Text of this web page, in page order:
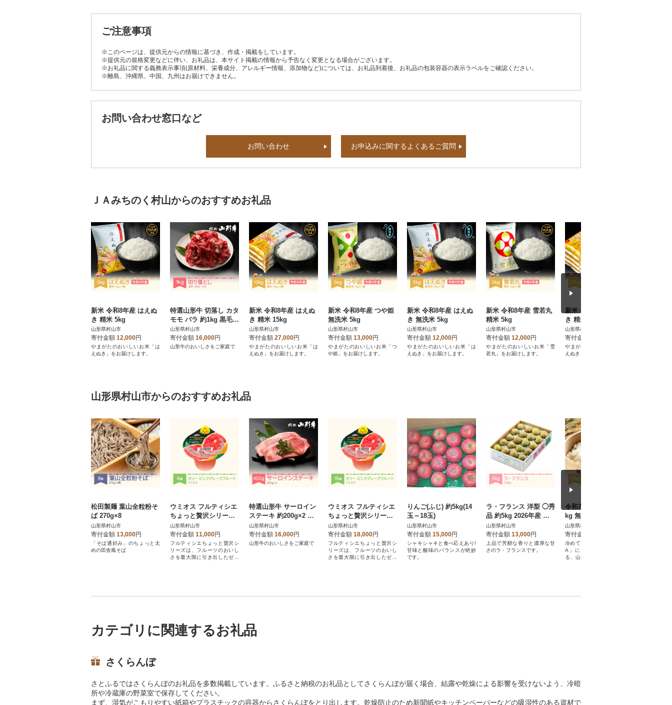
ご注意事項
※このページは、提供元からの情報に基づき、作成・掲載をしています。
※提供元の規格変更などに伴い、お礼品は、本サイト掲載の情報から予告なく変更となる場合がございます。
※お礼品に関する義務表示事項(原材料、栄養成分、アレルギー情報、添加物など)については、お礼品到着後、お礼品の包装容器の表示ラベルをご確認ください。
※離島、沖縄県、中国、九州はお届けできません。
お問い合わせ窓口など
お問い合わせ お申込みに関するよくあるご質問
ＪＡみちのく村山からのおすすめお礼品
新米 令和8年産 はえぬ
き 精米 5kg
山形県村山市
寄付金額 12,000円
やまがたのおいしいお米「は
えぬき」をお届けします。
特選山形牛 切落し カタ
モモ バラ 約1kg 黒毛和
牛
山形県村山市
寄付金額 16,000円
山形牛のおいしさをご家庭で
新米 令和8年産 はえぬ
き 精米 15kg
山形県村山市
寄付金額 27,000円
やまがたのおいしいお米「は
えぬき」をお届けします。
新米 令和8年産 つや姫
無洗米 5kg
山形県村山市
寄付金額 13,000円
やまがたのおいしいお米「つ
や姫」をお届けします。
新米 令和8年産 はえぬ
き 無洗米 5kg
山形県村山市
寄付金額 12,000円
やまがたのおいしいお米「は
えぬき」をお届けします。
新米 令和8年産 雪若丸
精米 5kg
山形県村山市
寄付金額 12,000円
やまがたのおいしいお米「雪
若丸」をお届けします。
新米 令和8年産 はえぬ
き 精米 20kg
山形県村山市
寄付金額
やまがたのおいしいお米「は
えぬき」をお届けします。
山形県村山市からのおすすめお礼品
松田製麺 葉山全粒粉そ
ば 270g×8
山形県村山市
寄付金額 13,000円
「そば通好み」のちょっと太
めの田舎風そば
ウミオス フルティシエ
ちょっと贅沢シリーズ
ピンクグレープフルー
ツ 6個入り×1箱セット
山形県村山市
寄付金額 11,000円
フルティシエちょっと贅沢シ
リーズは、フルーツのおいし
さを最大限に引き出したゼリ
特選山形牛 サーロイン
ステーキ 約200g×2 黒
毛和牛
山形県村山市
寄付金額 16,000円
山形牛のおいしさをご家庭で
ウミオス フルティシエ
ちょっと贅沢シリーズ
ピンクグレープ フルー
ツ6個入り×3箱セット
山形県村山市
寄付金額 18,000円
フルティシエちょっと贅沢シ
リーズは、フルーツのおいし
さを最大限に引き出したゼリ
りんご(ふじ) 約5kg(14
玉～18玉)
山形県村山市
寄付金額 15,000円
シャキシャキと食べ応えあり!
甘味と酸味のバランスが絶妙
です。
ラ・フランス 洋梨 ◯秀
品 約5kg 2026年産 令
和8年産
山形県村山市
寄付金額 13,000円
上品で芳醇な香りと濃厚な甘
さのラ・フランスです。
令和7年産 はえぬき 10
kg 無洗米
山形県村山市
寄付金額
冷めても旨い!最高ランク「特
A」に20年以上選ばれ続け
る、山形自慢の「はえぬき」
カテゴリに関連するお礼品
さくらんぼ
さとふるではさくらんぼのお礼品を多数掲載しています。ふるさと納税のお礼品としてさくらんぼが届く場合、結露や乾燥による影響を受けないよう、冷暗
所や冷蔵庫の野菜室で保存してください。
まず、湿気がこもりやすい紙箱やプラスチックの容器からさくらんぼをとり出します。乾燥防止のため新聞紙やキッチンペーパーなどの吸湿性のある資材で